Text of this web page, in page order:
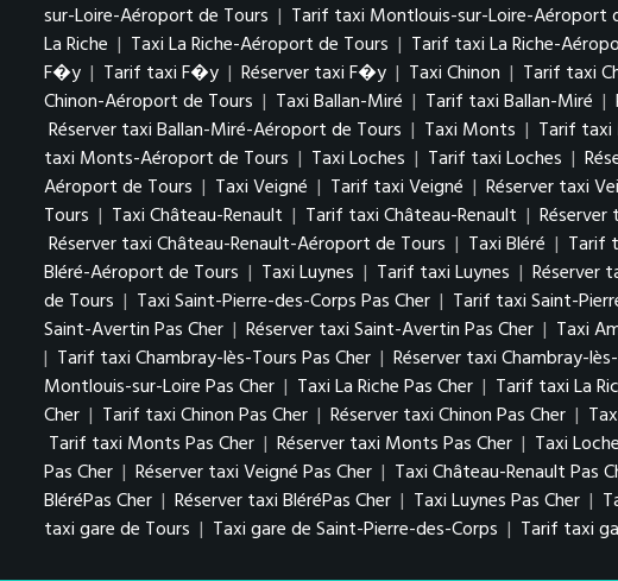
sur-Loire-Aéroport de Tours | Tarif taxi Montlouis-sur-Loire-Aéroport
La Riche | Taxi La Riche-Aéroport de Tours | Tarif taxi La Riche-
F�y | Tarif taxi F�y | Réserver taxi F�y | Taxi Chinon | Tarif taxi
Chinon-Aéroport de Tours | Taxi Ballan-Miré | Tarif taxi Ballan-Miré |
Réserver taxi Ballan-Miré-Aéroport de Tours | Taxi Monts | Tarif
taxi Monts-Aéroport de Tours | Taxi Loches | Tarif taxi Loches |
Aéroport de Tours | Taxi Veigné | Tarif taxi Veigné | Réserver taxi
Tours | Taxi Château-Renault | Tarif taxi Château-Renault | Réserver
Réserver taxi Château-Renault-Aéroport de Tours | Taxi Bléré | Tarif
Bléré-Aéroport de Tours | Taxi Luynes | Tarif taxi Luynes | Réserver
de Tours | Taxi Saint-Pierre-des-Corps Pas Cher | Tarif taxi Saint-
Saint-Avertin Pas Cher | Réserver taxi Saint-Avertin Pas Cher | Taxi
| Tarif taxi Chambray-lès-Tours Pas Cher | Réserver taxi Chambray-
Montlouis-sur-Loire Pas Cher | Taxi La Riche Pas Cher | Tarif taxi La
Cher | Tarif taxi Chinon Pas Cher | Réserver taxi Chinon Pas Cher |
Tarif taxi Monts Pas Cher | Réserver taxi Monts Pas Cher | Taxi
Pas Cher | Réserver taxi Veigné Pas Cher | Taxi Château-Renault Pas
BléréPas Cher | Réserver taxi BléréPas Cher | Taxi Luynes Pas Cher |
taxi gare de Tours | Taxi gare de Saint-Pierre-des-Corps | Tarif taxi